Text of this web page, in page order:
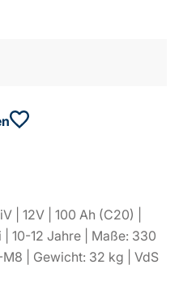
| 12V | 100 Ah (C20) |
10-12 Jahre | Maße: 330
| Gewicht: 32 kg | VdS